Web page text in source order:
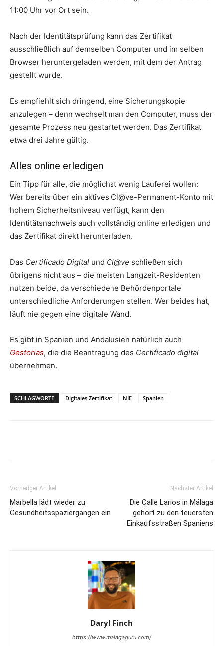
11:00 Uhr vor Ort sein.
Nach der Identitätsprüfung kann das Zertifikat
ausschließlich auf demselben Computer und im selben
Browser heruntergeladen werden, mit dem der Antrag
gestellt wurde.
Es empfiehlt sich dringend, eine Sicherungskopie
anzulegen – denn wechselt man den Computer, muss der
gesamte Prozess neu gestartet werden. Das Zertifikat
etwa drei Jahre gültig.
Alles online erledigen
Ein Tipp für alle, die möglichst wenig Lauferei wollen:
Wer bereits über ein aktives Cl@ve-Permanent-Konto mit
hohem Sicherheitsniveau verfügt, kann den
Identitätsnachweis auch vollständig online erledigen und
das Zertifikat direkt herunterladen.
Das Certificado Digital und Cl@ve schließen sich
übrigens nicht aus – die meisten Langzeit-Residenten
nutzen beide, da verschiedene Behördenportale
unterschiedliche Anforderungen stellen. Wer beides hat,
läuft nie gegen eine digitale Wand.
Es gibt in Spanien und Andalusien natürlich auch
Gestorias, die die Beantragung des Certificado digital
übernehmen.
SCHLAGWORTE Digitales Zertifikat NIE Spanien
Vorheriger Artikel
Marbella lädt wieder zu
Gesundheitsspaziergängen ein
Nächster Artikel
Die Calle Larios in Málaga
gehört zu den teuersten
Einkaufsstraßen Spaniens
Daryl Finch
https://www.malagaguru.com/